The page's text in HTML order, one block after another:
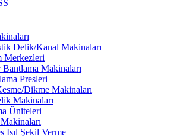
Delik/Kanal Makinaları
Merkezleri
Makinaları
Presleri
Dikme Makinaları
Makinaları
Üniteleri
Isıl Şekil Verme